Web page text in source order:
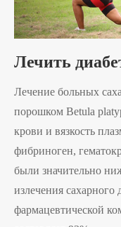
Лечить
Лечение больных
порошком Betula
крови и вязкость
фибриноген,
были значительно
излечения
фармацевтической